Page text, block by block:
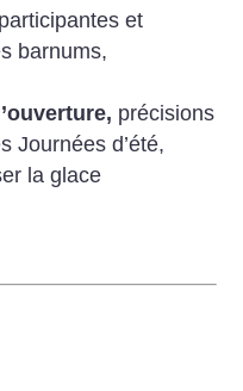
et
barnums,
précisions
Journées d’été,
la glace